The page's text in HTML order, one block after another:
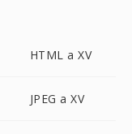
HTML a XV
JPEG a XV